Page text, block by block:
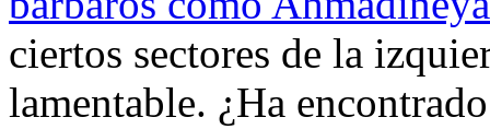
ciertos sectores de la
lamentable. ¿Ha